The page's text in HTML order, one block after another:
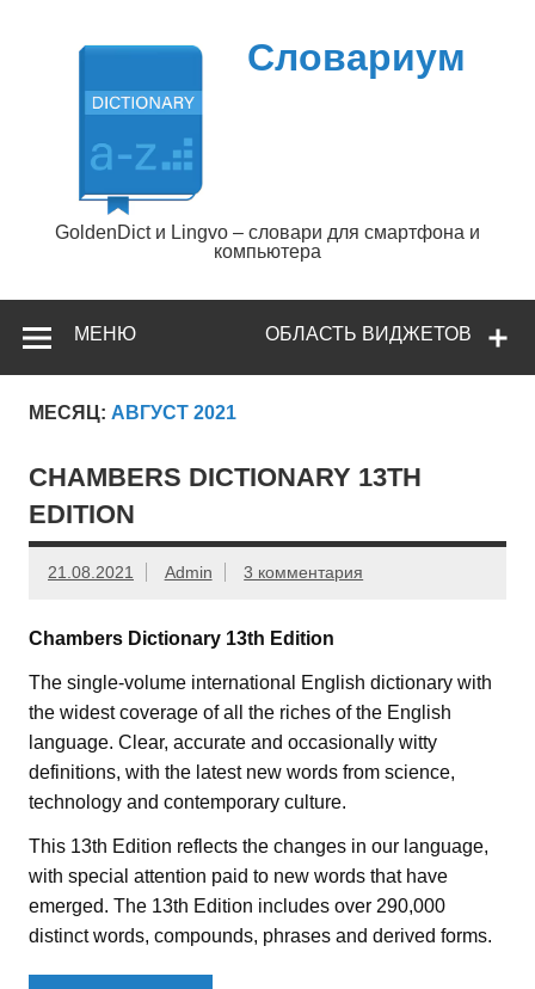
содержимому
Словариум
GoldenDict и Lingvo – словари для смартфона и
компьютера
ОБЛАСТЬ ВИДЖЕТОВ
МЕНЮ
МЕСЯЦ: АВГУСТ 2021
CHAMBERS DICTIONARY 13TH
EDITION
21.08.2021 Admin 3 комментария
Chambers Dictionary 13th Edition
The single-volume international English dictionary with
the widest coverage of all the riches of the English
language. Clear, accurate and occasionally witty
definitions, with the latest new words from science,
technology and contemporary culture.
This 13th Edition reflects the changes in our language,
with special attention paid to new words that have
emerged. The 13th Edition includes over 290,000
distinct words, compounds, phrases and derived forms.